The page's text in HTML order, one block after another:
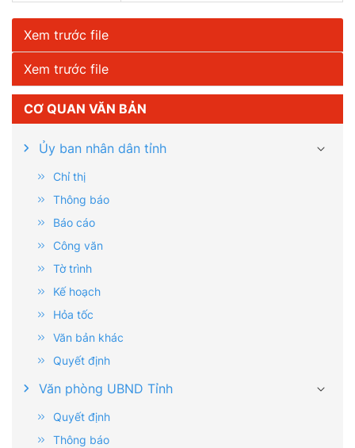
CƠ QUAN VĂN BẢN
Ủy ban nhân dân tỉnh
Chỉ thị
Thông báo
Báo cáo
Công văn
Tờ trình
Kế hoạch
Hỏa tốc
Văn bản khác
Quyết định
Văn phòng UBND Tỉnh
Quyết định
Thông báo
Xem trước file
Xem trước file